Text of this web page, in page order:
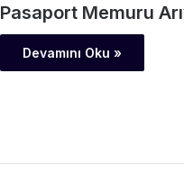
Pasaport Memuru
Devamını Oku »